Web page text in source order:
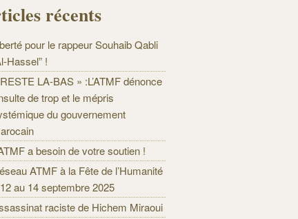
récents
pour le rappeur Souhaib Qabli
Hassel” !
LA-BAS » :L’ATMF dénonce
de trop et le mépris
du gouvernement
a besoin de votre soutien !
ATMF à la Fête de l’Humanité
au 14 septembre 2025
raciste de Hichem Miraoui